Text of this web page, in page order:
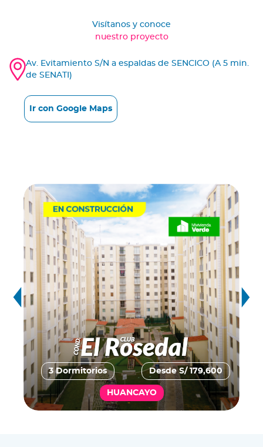
Visítanos y conoce
nuestro proyecto
Av. Evitamiento S/N a espaldas de SENCICO (A 5 min.
de SENATI)
Ir con Google Maps
3 Dormitorios Desde S/ 179,600
HUANCAYO